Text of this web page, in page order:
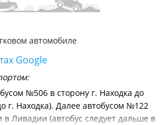
автомобиле
Google
№506 в сторону г. Находка до
г. Находка). Далее автобусом №122
в Ливадии (автобус следует дальше в